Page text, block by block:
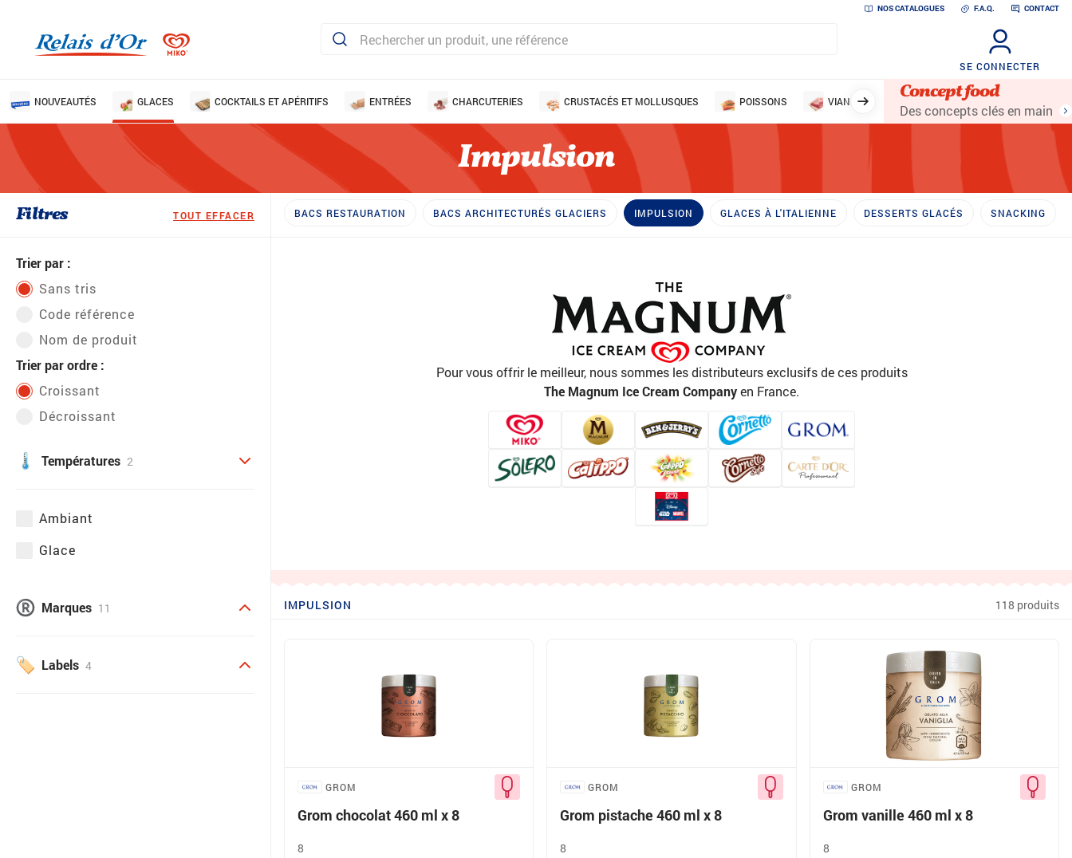
NOS CATALOGUES F.A.Q. CONTACT
SE CONNECTER
NOUVEAUTÉS GLACES COCKTAILS ET APÉRITIFS ENTRÉES CHARCUTERIES CRUSTACÉS ET MOLLUSQUES POISSONS VIANDES VOLAILLES
Concept food
Des concepts clés en main
Impulsion
Filtres TOUT EFFACER
Trier par :
Sans tris
Code référence
Nom de produit
Trier par ordre :
Croissant
Décroissant
Températures 2
Ambiant
Glace
Marques 11
Labels 4
BACS RESTAURATION BACS ARCHITECTURÉS GLACIERS IMPULSION GLACES À L'ITALIENNE DESSERTS GLACÉS SNACKING
Pour vous offrir le meilleur, nous sommes les distributeurs exclusifs de ces produits
The Magnum Ice Cream Companyen France.
IMPULSION 118 produits
GROM
Grom chocolat 460 ml x 8
8
GROM
Grom pistache 460 ml x 8
8
GROM
Grom vanille 460 ml x 8
8